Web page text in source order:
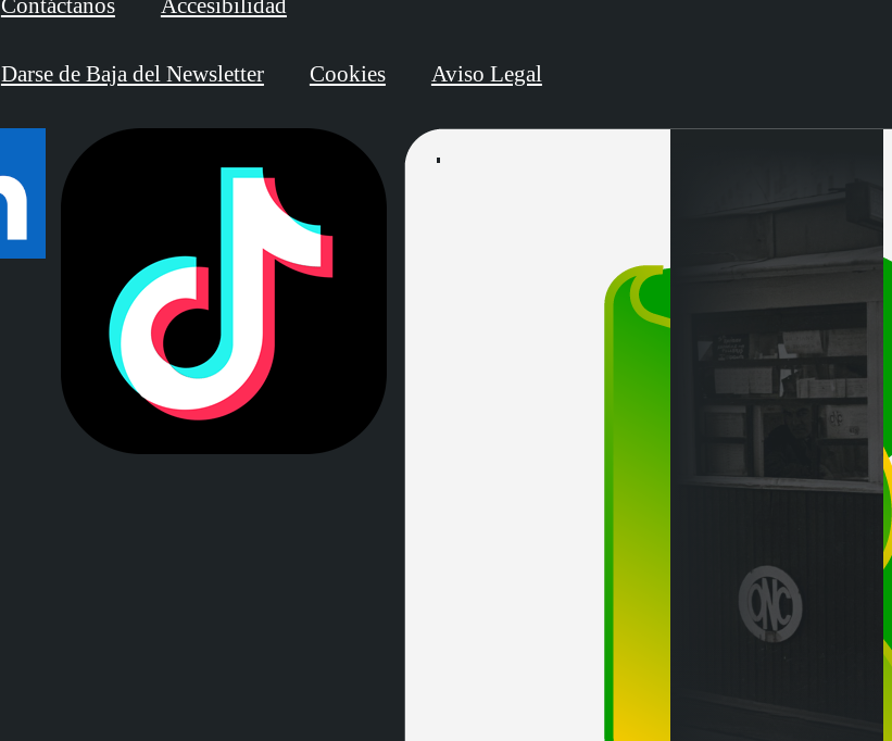
Contáctanos Accesibilidad
Darse de Baja del Newsletter Cookies Aviso Legal